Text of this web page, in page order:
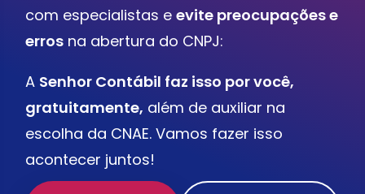
com especialistas eevite preocupações e
erros na abertura do CNPJ:
A Senhor Contábil faz isso por você,
gratuitamente, além de auxiliar na
escolha da CNAE. Vamos fazer isso
acontecer juntos!